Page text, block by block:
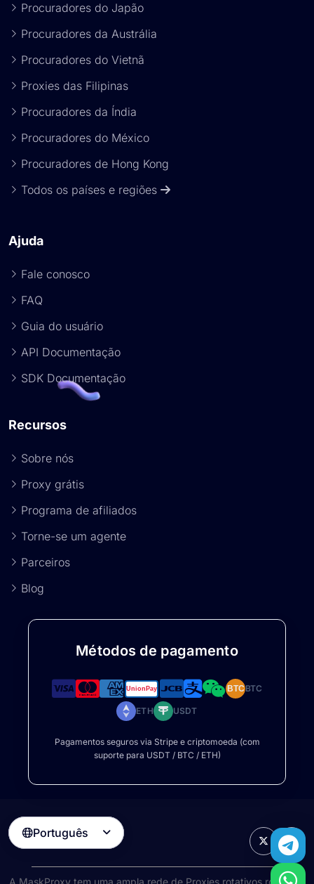
Procuradores do Japão
Procuradores da Austrália
Procuradores do Vietnã
Proxies das Filipinas
Procuradores da Índia
Procuradores do México
Procuradores de Hong Kong
Todos os países e regiões
Ajuda
Fale conosco
FAQ
Guia do usuário
API Documentação
SDK Documentação
Recursos
Sobre nós
Proxy grátis
Programa de afiliados
Torne-se um agente
Parceiros
Blog
Métodos de pagamento
BTCBTC
ETH USDT
Pagamentos seguros via Stripe e criptomoeda (com
suporte para USDT / BTC / ETH)
Português 
A MaskProxy tem uma ampla rede de Proxies rotativos rotativos